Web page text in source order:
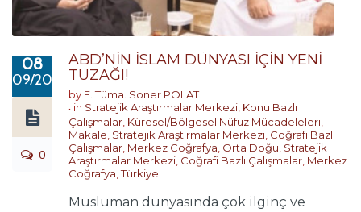
08
09/2017
0
ABD’NİN İSLAM DÜNYASI İÇİN YENİ
TUZAĞI!
by E. Tüma. Soner POLAT
in Stratejik Araştırmalar Merkezi Konu Bazlı
Çalışmalar Küresel/Bölgesel Nüfuz Mücadeleleri
Makale Stratejik Araştırmalar Merkezi Coğrafi Bazlı
Çalışmalar Merkez Coğrafya Orta Doğu Stratejik
Araştırmalar Merkezi Coğrafi Bazlı Çalışmalar Merkez
Coğrafya ,Türkiye
Müslüman dünyasında çok ilginç ve